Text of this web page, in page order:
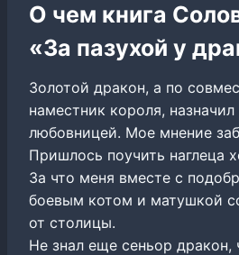
О чем книга
«За пазухой у
Золотой дракон, а по
наместник короля,
любовницей. Мое мнение
Пришлось поучить наглеца
За что меня вместе с
боевым котом и матушкой
от столицы.
Не знал еще сеньор дракон,